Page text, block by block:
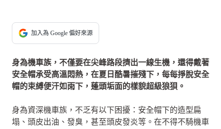
加入為 Google 偏好來源
身為機車族，不僅要在尖峰路段擠出一線生機，還得戴著
安全帽承受高溫悶熱，在夏日酷暑摧殘下，每每掙脫安全
帽的束縛便汗如雨下，蓬頭垢面的樣貌超級狼狽。
身為資深機車族，不乏有以下困擾：安全帽下的造型扁
塌、頭皮出油、發臭，甚至頭皮發炎等。在不得不騎機車